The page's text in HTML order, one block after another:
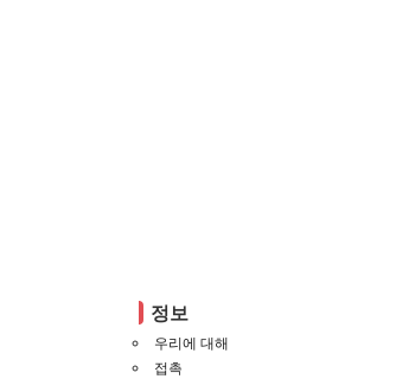
정보
우리에 대해
접촉